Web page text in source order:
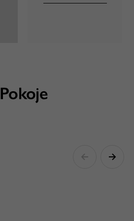
Pokoje